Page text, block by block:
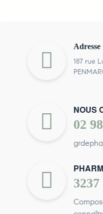
Adresse
187 rue
NOUS
02
3237